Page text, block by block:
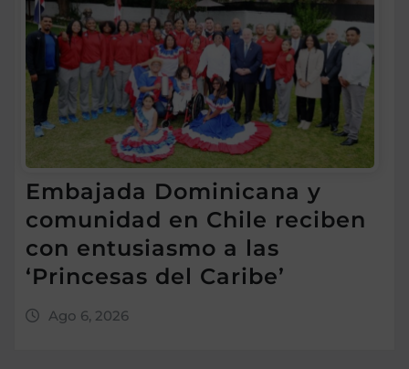
Embajada Dominicana y
comunidad en Chile reciben
con entusiasmo a las
‘Princesas del Caribe’
Ago 6, 2026